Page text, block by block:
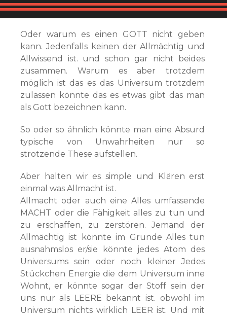
Oder warum es einen GOTT nicht geben
kann. Jedenfalls keinen der Allmächtig und
Allwissend ist. und schon gar nicht beides
zusammen. Warum es aber trotzdem
möglich ist das es das Universum trotzdem
zulassen könnte das es etwas gibt das man
als Gott bezeichnen kann.
So oder so ähnlich könnte man eine Absurd
typische von Unwahrheiten nur so
strotzende These aufstellen.
Aber halten wir es simple und Klären erst
einmal was Allmacht ist.
Allmacht oder auch eine Alles umfassende
MACHT oder die Fähigkeit alles zu tun und
zu erschaffen, zu zerstören. Jemand der
Allmächtig ist könnte im Grunde Alles tun
ausnahmslos er/sie könnte jedes Atom des
Universums sein oder noch kleiner Jedes
Stückchen Energie die dem Universum inne
Wohnt, er könnte sogar der Stoff sein der
uns nur als LEERE bekannt ist. obwohl im
Universum nichts wirklich LEER ist. Und mit